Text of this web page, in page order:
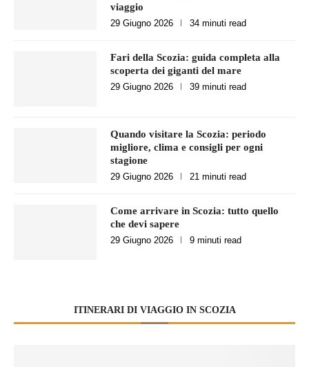
viaggio
29 Giugno 2026 34 minuti read
Fari della Scozia: guida completa alla
scoperta dei giganti del mare
29 Giugno 2026 39 minuti read
Quando visitare la Scozia: periodo
migliore, clima e consigli per ogni
stagione
29 Giugno 2026 21 minuti read
Come arrivare in Scozia: tutto quello
che devi sapere
29 Giugno 2026 9 minuti read
ITINERARI DI VIAGGIO IN SCOZIA